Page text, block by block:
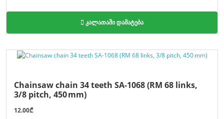
კალათაში დამატება
Chainsaw chain 34 teeth SA-1068 (RM 68 links,
3/8 pitch, 450 mm)
12.00₾